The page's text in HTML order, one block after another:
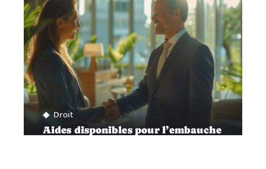
Droit
Aides disponibles pour l’embauche